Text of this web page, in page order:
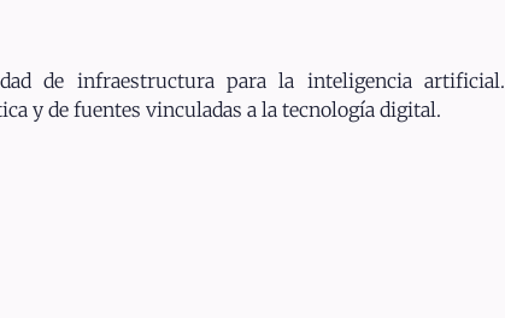
de infraestructura para la inteligencia artificial.
y de fuentes vinculadas a la tecnología digital.